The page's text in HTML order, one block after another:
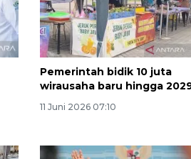
Pemerintah bidik 10 juta
wirausaha baru hingga
11 Juni 2026 07:10